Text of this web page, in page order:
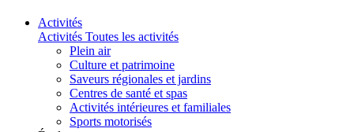
Activités
Activités Toutes les activités
Plein air
Culture et patrimoine
Saveurs régionales et jardins
Centres de santé et spas
Activités intérieures et familiales
Sports motorisés